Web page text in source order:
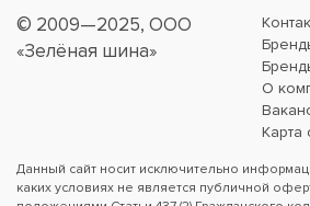
© 2009—2025, ООО
«Зелёная шина»
О
Карта
Данный сайт носит исключительно
каких условиях не является публичной